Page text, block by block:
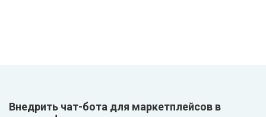
Внедрить чат-бота для маркетплейсов в